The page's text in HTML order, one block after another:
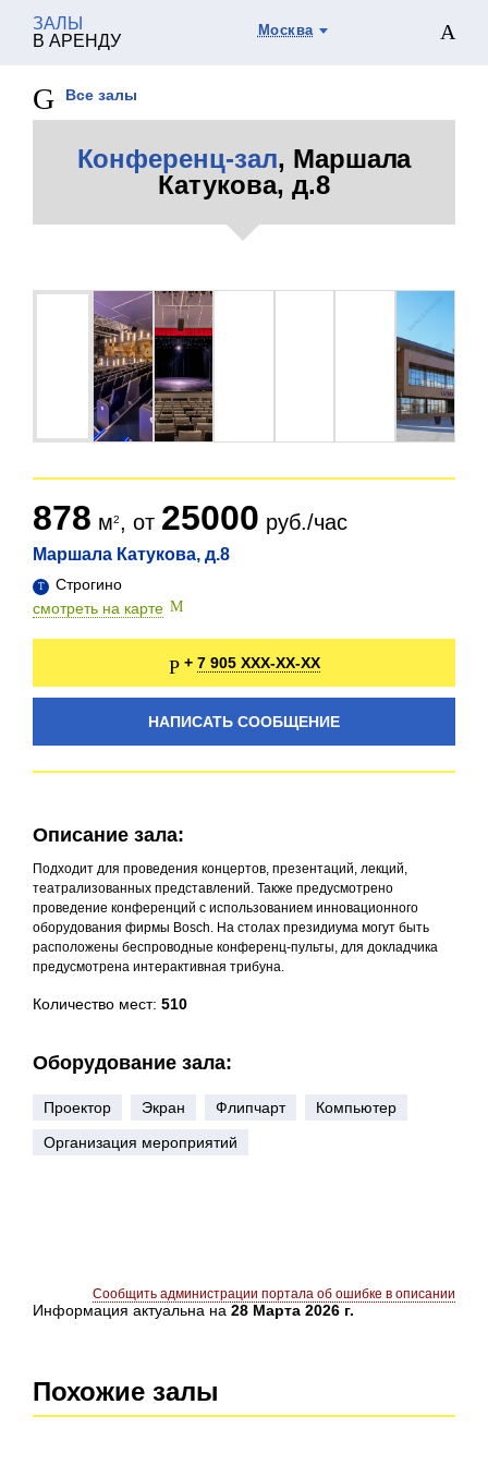
ЗАЛЫ
В АРЕНДУ
Москва
Все залы
Конференц-зал, Маршала
Катукова, д.8
Маршала Катукова, д.8
Строгино
смотреть на карте
878 м , от 25000 руб./час
+ 7 905 XXX-XX-XX
НАПИСАТЬ СООБЩЕНИЕ
Описание зала:
Подходит для проведения концертов, презентаций, лекций,
театрализованных представлений. Также предусмотрено
проведение конференций с использованием инновационного
оборудования фирмы Bosch. Ha столах президиума могут быть
расположены беспроводные конференц-пульты, для докладчика
предусмотрена интерактивная трибуна.
Количество мест: 510
Оборудование зала:
Проектор Экран Флипчарт
Компьютер
Организация мероприятий
Сообщить администрации портала об ошибке в описании
Информация актуальна на 28 Марта 2026 г.
Похожие залы